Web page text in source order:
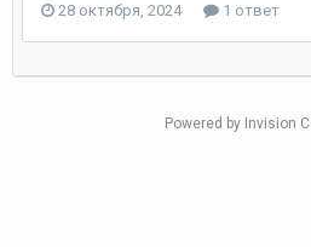
28 октября, 2024 1 ответ
Powered by Invision